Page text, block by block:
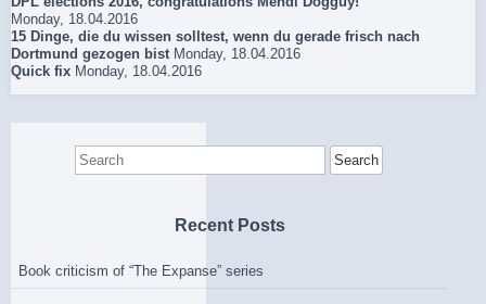
Monday, 18.04.2016
15 Dinge, die du wissen solltest, wenn du gerade frisch nach
Dortmund gezogen bist Monday, 18.04.2016
Quick fix Monday, 18.04.2016
Search
for:
Recent Posts
Book criticism of “The Expanse” series